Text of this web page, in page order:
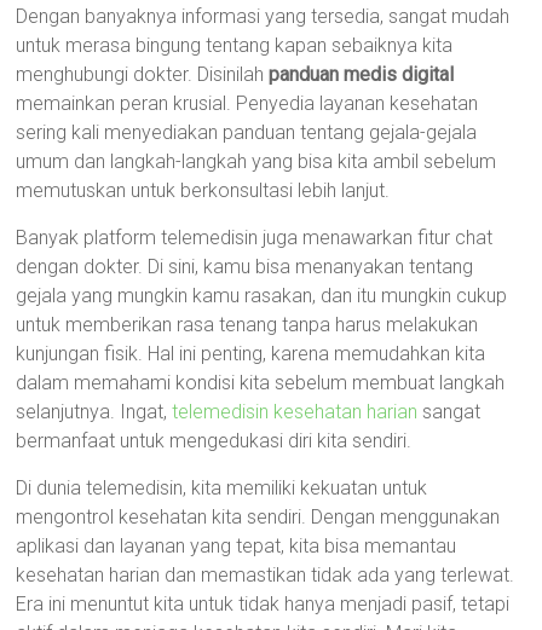
Dengan banyaknya informasi yang tersedia, sangat mudah
untuk merasa bingung tentang kapan sebaiknya kita
menghubungi dokter. Disinilahpanduan medis digital
memainkan peran krusial. Penyedia layanan kesehatan
sering kali menyediakan panduan tentang gejala-gejala
umum dan langkah-langkah yang bisa kita ambil sebelum
memutuskan untuk berkonsultasi lebih lanjut.
Banyak platform telemedisin juga menawarkan fitur chat
dengan dokter. Di sini, kamu bisa menanyakan tentang
gejala yang mungkin kamu rasakan, dan itu mungkin cukup
untuk memberikan rasa tenang tanpa harus melakukan
kunjungan fisik. Hal ini penting, karena memudahkan kita
dalam memahami kondisi kita sebelum membuat langkah
selanjutnya. Ingat,telemedisin kesehatan harian sangat
bermanfaat untuk mengedukasi diri kita sendiri.
Di dunia telemedisin, kita memiliki kekuatan untuk
mengontrol kesehatan kita sendiri. Dengan menggunakan
aplikasi dan layanan yang tepat, kita bisa memantau
kesehatan harian dan memastikan tidak ada yang terlewat.
Era ini menuntut kita untuk tidak hanya menjadi pasif, tetapi